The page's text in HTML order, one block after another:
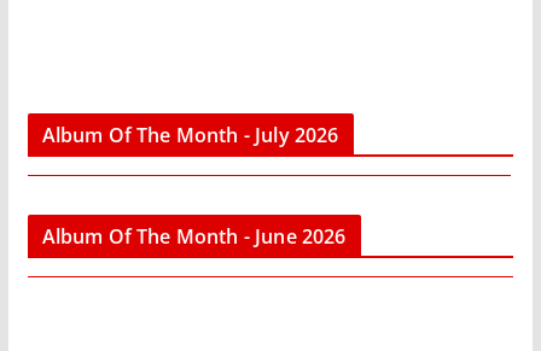
Album Of The Month - July 2026
Album Of The Month - June 2026